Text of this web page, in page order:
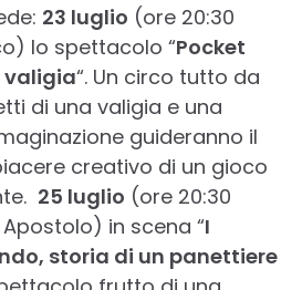
23 luglio (ore 20:30
lo spettacolo “Pocket
valigia“. Un circo tutto da
di una valigia e una
guideranno il
creativo di un gioco
25 luglio (ore 20:30
in scena “I
storia di un panettiere